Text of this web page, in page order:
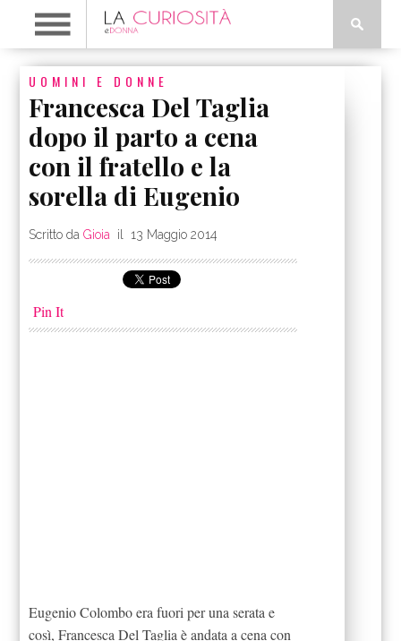
UOMINI E DONNE
Francesca Del Taglia
dopo il parto a cena
con il fratello e la
sorella di Eugenio
Scritto daGioia il13 Maggio 2014
Pin It
Eugenio Colombo era fuori per una serata e
così, Francesca Del Taglia è andata a cena con